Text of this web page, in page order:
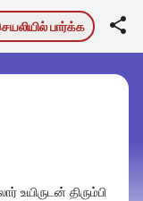
பார்க்க 
உயிருடன் திரும்பி